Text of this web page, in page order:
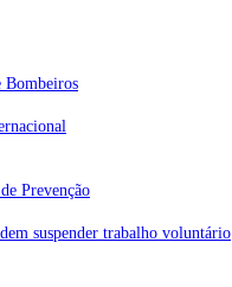
Bombeiros
Prevenção
suspender trabalho voluntário